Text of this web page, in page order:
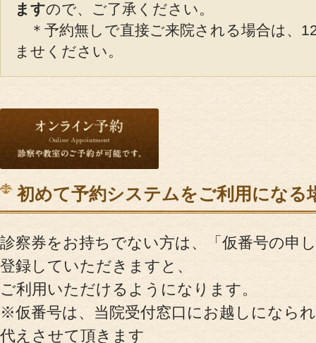
ますので、ご了承ください。
＊予約無しで直接ご来院される場合は、
ませください。
初めて予約システムをご利用になる
診察券をお持ちでない方は、「仮番号の申
登録していただきますと、
ご利用いただけるようになります。
※仮番号は、当院受付窓口にお越しになら
代えさせて頂きます